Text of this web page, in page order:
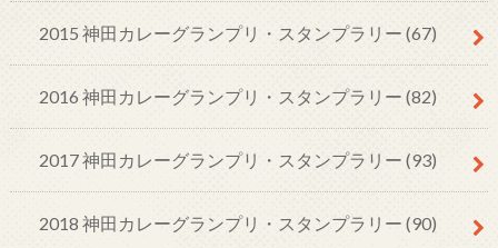
2015 神田カレーグランプリ・スタンプラリー (67)
2016 神田カレーグランプリ・スタンプラリー (82)
2017 神田カレーグランプリ・スタンプラリー (93)
2018 神田カレーグランプリ・スタンプラリー (90)